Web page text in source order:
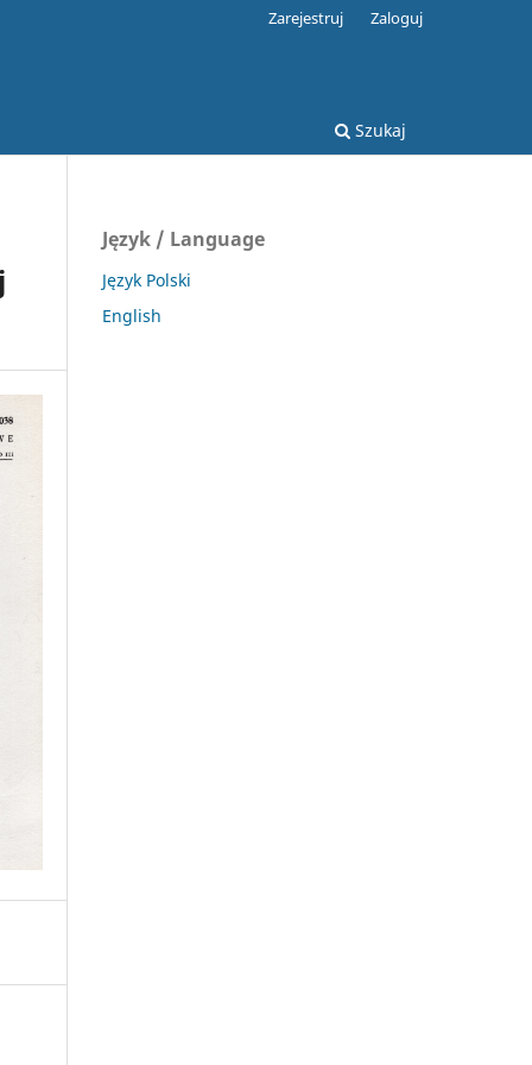
Szukaj
Zarejestruj Zaloguj
Język / Language
Język Polski
English